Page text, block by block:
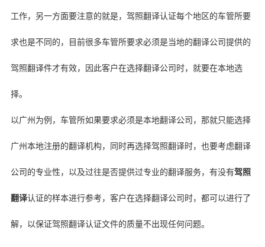
工作，另一方面要注意的就是，驾照翻译认证每个地区的车管所要
求也是不同的，目前很多车管所要求必须是当地的翻译公司提供的
驾照翻译件才有效，因此客户在选择翻译公司时，就要在本地选
择。
以广州为例，车管所如果要求必须是本地翻译公司，那就只能选择
广州本地注册的翻译机构，同时再选择驾照翻译时，也要考虑翻译
公司的专业性，以及过往是否提供过专业的翻译服务，有没有驾照
翻译认证的样本进行参考，客户在选择翻译公司时，都可以进行了
解，以保证驾照翻译认证文件的质量不出现任何问题。